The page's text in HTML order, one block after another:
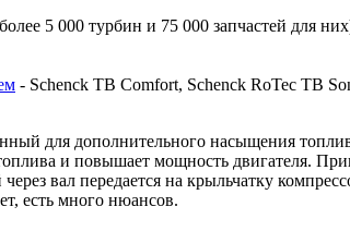
5 000 турбин и 75 000 запчастей для
- Schenck TB Comfort, Schenck RoTec TB
для дополнительного насыщения
и повышает мощность двигателя.
вал передается на крыльчатку
есть много нюансов.